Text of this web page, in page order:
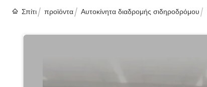
Σπίτι προϊόντα Αυτοκίνητα διαδρομής σιδηροδρόμου